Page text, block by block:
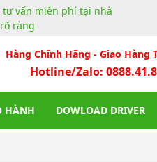
tư vấn miễn phí tại nhà
ràng
Hàng Chĩnh Hãng - Giao Hàng
Hotline/Zalo:
HÀNH DOWLOAD DRIVER